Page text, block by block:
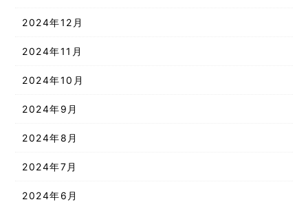
2024年12月
2024年11月
2024年10月
2024年9月
2024年8月
2024年7月
2024年6月